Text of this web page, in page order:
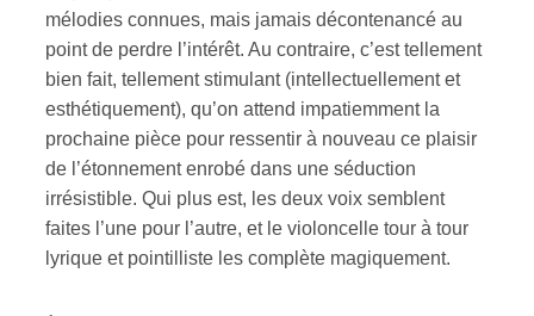
mélodies connues, mais jamais décontenancé au
point de perdre l’intérêt. Au contraire, c’est tellement
bien fait, tellement stimulant (intellectuellement et
esthétiquement), qu’on attend impatiemment la
prochaine pièce pour ressentir à nouveau ce plaisir
de l’étonnement enrobé dans une séduction
irrésistible. Qui plus est, les deux voix semblent
faites l’une pour l’autre, et le violoncelle tour à tour
lyrique et pointilliste les complète magiquement.